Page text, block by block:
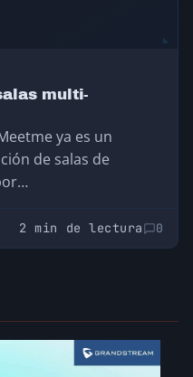
multi-
ya es un
de salas de
2 min de lectura 0